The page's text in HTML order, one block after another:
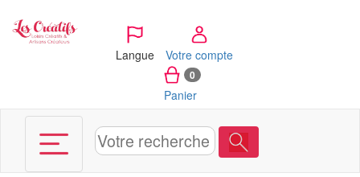
Langue Votre compte
0
Panier